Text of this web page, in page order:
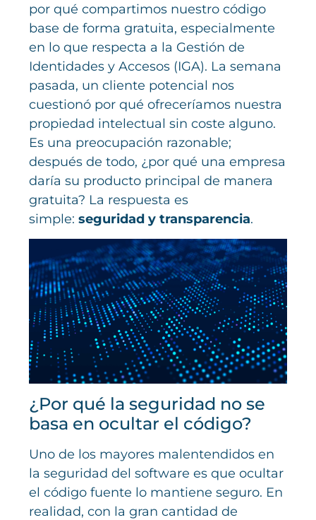
por qué compartimos nuestro código
base de forma gratuita, especialmente
en lo que respecta a la Gestión de
Identidades y Accesos (IGA). La semana
pasada, un cliente potencial nos
cuestionó por qué ofreceríamos nuestra
propiedad intelectual sin coste alguno.
Es una preocupación razonable;
después de todo, ¿por qué una empresa
daría su producto principal de manera
gratuita? La respuesta es
simple:seguridad y transparencia.
¿Por qué la seguridad no se
basa en ocultar el código?
Uno de los mayores malentendidos en
la seguridad del software es que ocultar
el código fuente lo mantiene seguro. En
realidad, con la gran cantidad de